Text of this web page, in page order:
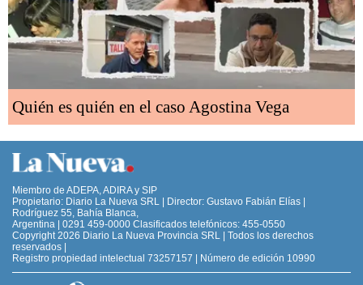
Quién es quién en el caso Agostina Vega
Miembro de ADEPA, ADIRA y SIP
Propietario: Diario La Nueva SRL | Director: Gustavo Fabián Elías |
Rodríguez 55, Bahía Blanca,
Argentina | 0291 459-0000 Clasificados telefónicos: 455-0550
Copyright 2026 Diario La Nueva Provincia SRL | Todos los derechos
reservados |
Registro propiedad intelectual 73257157 | Número de edición 10990